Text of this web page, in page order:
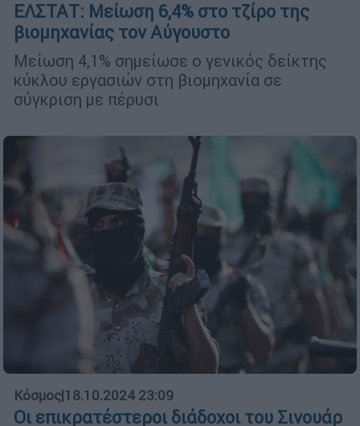
ΕΛΣΤΑΤ: Μείωση 6,4% στο τζίρο της
βιομηχανίας τον Αύγουστο
Μείωση 4,1% σημείωσε ο γενικός δείκτης
κύκλου εργασιών στη βιομηχανία σε
σύγκριση με πέρυσι
Κόσμος|18.10.2024 23:09
Οι επικρατέστεροι διάδοχοι του Σινουάρ